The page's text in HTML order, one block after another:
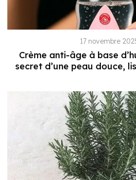
17 novembre
Crème anti-âge à base
secret d’une peau douce,